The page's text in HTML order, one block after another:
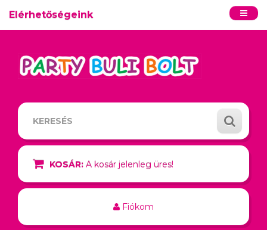
Elérhetőségeink
KOSÁR: A kosár jelenleg üres!
Fiókom